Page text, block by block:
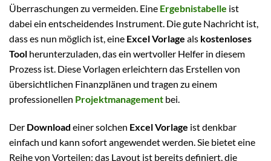
Überraschungen zu vermeiden. Eine Ergebnistabelle ist
dabei ein entscheidendes Instrument. Die gute Nachricht ist,
dass es nun möglich ist, eine Excel Vorlage als kostenloses
Tool herunterzuladen, das ein wertvoller Helfer in diesem
Prozess ist. Diese Vorlagen erleichtern das Erstellen von
übersichtlichen Finanzplänen und tragen zu einem
professionellen Projektmanagement bei.
Der Download einer solchen Excel Vorlage ist denkbar
einfach und kann sofort angewendet werden. Sie bietet eine
Reihe von Vorteilen: das Layout ist bereits definiert, die